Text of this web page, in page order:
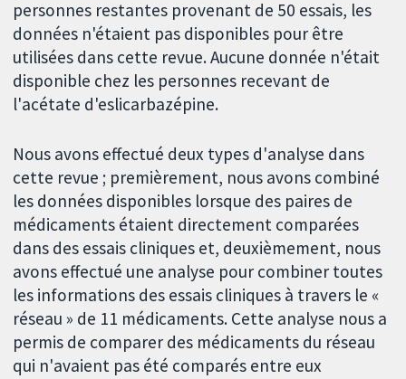
personnes restantes provenant de 50 essais, les
données n'étaient pas disponibles pour être
utilisées dans cette revue. Aucune donnée n'était
disponible chez les personnes recevant de
l'acétate d'eslicarbazépine.
Nous avons effectué deux types d'analyse dans
cette revue ; premièrement, nous avons combiné
les données disponibles lorsque des paires de
médicaments étaient directement comparées
dans des essais cliniques et, deuxièmement, nous
avons effectué une analyse pour combiner toutes
les informations des essais cliniques à travers le «
réseau » de 11 médicaments. Cette analyse nous a
permis de comparer des médicaments du réseau
qui n'avaient pas été comparés entre eux